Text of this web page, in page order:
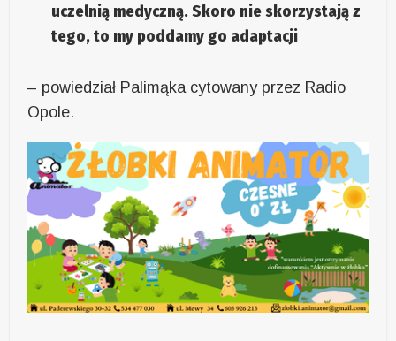
uczelnią medyczną. Skoro nie skorzystają z
tego, to my poddamy go adaptacji
– powiedział Palimąka cytowany przez Radio
Opole.